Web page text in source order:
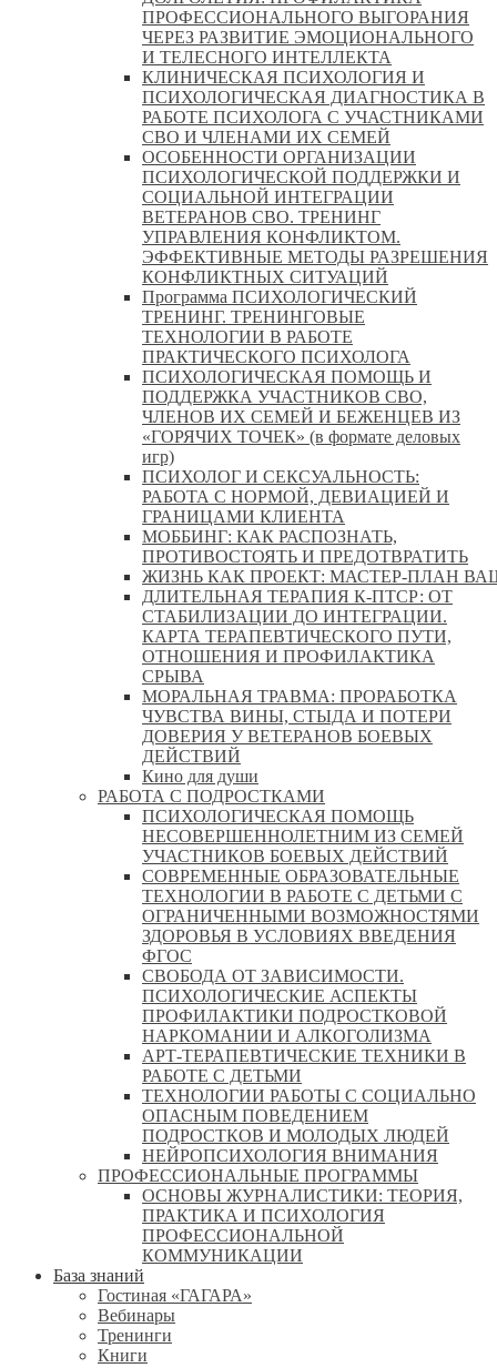
ПРОФЕССИОНАЛЬНОГО ВЫГОРАНИЯ
ЧЕРЕЗ РАЗВИТИЕ ЭМОЦИОНАЛЬНОГО
И ТЕЛЕСНОГО ИНТЕЛЛЕКТА
КЛИНИЧЕСКАЯ ПСИХОЛОГИЯ И
ПСИХОЛОГИЧЕСКАЯ ДИАГНОСТИКА В
РАБОТЕ ПСИХОЛОГА С УЧАСТНИКАМИ
СВО И ЧЛЕНАМИ ИХ СЕМЕЙ
ОСОБЕННОСТИ ОРГАНИЗАЦИИ
ПСИХОЛОГИЧЕСКОЙ ПОДДЕРЖКИ И
СОЦИАЛЬНОЙ ИНТЕГРАЦИИ
ВЕТЕРАНОВ СВО. ТРЕНИНГ
УПРАВЛЕНИЯ КОНФЛИКТОМ.
ЭФФЕКТИВНЫЕ МЕТОДЫ РАЗРЕШЕНИЯ
КОНФЛИКТНЫХ СИТУАЦИЙ
Программа ПСИХОЛОГИЧЕСКИЙ
ТРЕНИНГ. ТРЕНИНГОВЫЕ
ТЕХНОЛОГИИ В РАБОТЕ
ПРАКТИЧЕСКОГО ПСИХОЛОГА
ПСИХОЛОГИЧЕСКАЯ ПОМОЩЬ И
ПОДДЕРЖКА УЧАСТНИКОВ СВО,
ЧЛЕНОВ ИХ СЕМЕЙ И БЕЖЕНЦЕВ ИЗ
«ГОРЯЧИХ ТОЧЕК» (в формате деловых
игр)
ПСИХОЛОГ И СЕКСУАЛЬНОСТЬ:
РАБОТА С НОРМОЙ, ДЕВИАЦИЕЙ И
ГРАНИЦАМИ КЛИЕНТА
МОББИНГ: КАК РАСПОЗНАТЬ,
ПРОТИВОСТОЯТЬ И ПРЕДОТВРАТИТЬ
ЖИЗНЬ КАК ПРОЕКТ: МАСТЕР‑ПЛАН
ДЛИТЕЛЬНАЯ ТЕРАПИЯ К-ПТСР: ОТ
СТАБИЛИЗАЦИИ ДО ИНТЕГРАЦИИ.
КАРТА ТЕРАПЕВТИЧЕСКОГО ПУТИ,
ОТНОШЕНИЯ И ПРОФИЛАКТИКА
СРЫВА
МОРАЛЬНАЯ ТРАВМА: ПРОРАБОТКА
ЧУВСТВА ВИНЫ, СТЫДА И ПОТЕРИ
ДОВЕРИЯ У ВЕТЕРАНОВ БОЕВЫХ
ДЕЙСТВИЙ
Кино для души
РАБОТА С ПОДРОСТКАМИ
ПСИХОЛОГИЧЕСКАЯ ПОМОЩЬ
НЕСОВЕРШЕННОЛЕТНИМ ИЗ СЕМЕЙ
УЧАСТНИКОВ БОЕВЫХ ДЕЙСТВИЙ
СОВРЕМЕННЫЕ ОБРАЗОВАТЕЛЬНЫЕ
ТЕХНОЛОГИИ В РАБОТЕ С ДЕТЬМИ С
ОГРАНИЧЕННЫМИ ВОЗМОЖНОСТЯМИ
ЗДОРОВЬЯ В УСЛОВИЯХ ВВЕДЕНИЯ
ФГОС
СВОБОДА ОТ ЗАВИСИМОСТИ.
ПСИХОЛОГИЧЕСКИЕ АСПЕКТЫ
ПРОФИЛАКТИКИ ПОДРОСТКОВОЙ
НАРКОМАНИИ И АЛКОГОЛИЗМА
АРТ-ТЕРАПЕВТИЧЕСКИЕ ТЕХНИКИ В
РАБОТЕ С ДЕТЬМИ
ТЕХНОЛОГИИ РАБОТЫ С СОЦИАЛЬНО
ОПАСНЫМ ПОВЕДЕНИЕМ
ПОДРОСТКОВ И МОЛОДЫХ ЛЮДЕЙ
НЕЙРОПСИХОЛОГИЯ ВНИМАНИЯ
ПРОФЕССИОНАЛЬНЫЕ ПРОГРАММЫ
ОСНОВЫ ЖУРНАЛИСТИКИ: ТЕОРИЯ,
ПРАКТИКА И ПСИХОЛОГИЯ
ПРОФЕССИОНАЛЬНОЙ
КОММУНИКАЦИИ
База знаний
Гостиная «ГАГАРА»
Вебинары
Тренинги
Книги